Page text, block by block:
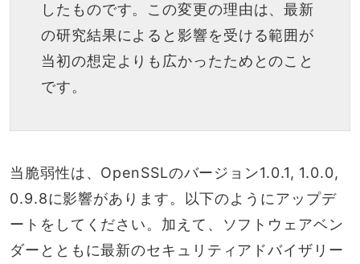
したものです。この変更の理由は、最新
の研究結果によると影響を受ける範囲が
当初の想定よりも広かったためとのこと
です。
当脆弱性は、OpenSSLのバージョン1.0.1, 1.0.0,
0.9.8に影響があります。以下のようにアップデ
ートをしてください。加えて、ソフトウェアベン
ダーとともに最新のセキュリティアドバイザリー